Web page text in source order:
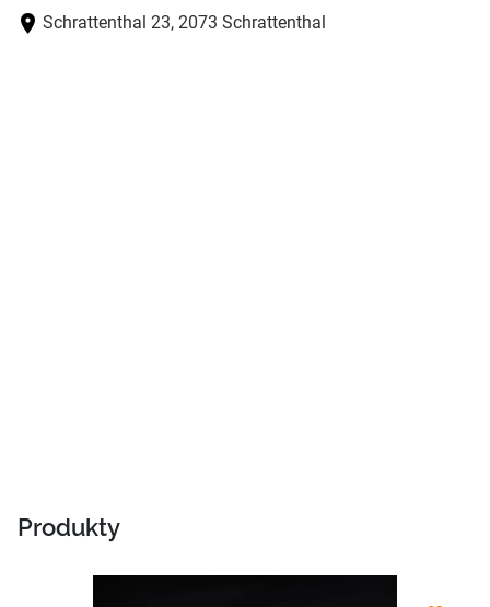
Schrattenthal 23, 2073 Schrattenthal
Produkty